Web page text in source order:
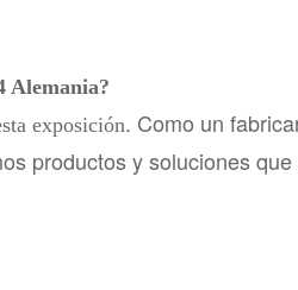
Alemania?
exposición. Como un
productos y soluciones